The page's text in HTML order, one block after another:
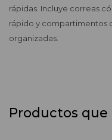
rápidas. Incluye correas
rápido y compartimentos
organizadas.
Productos